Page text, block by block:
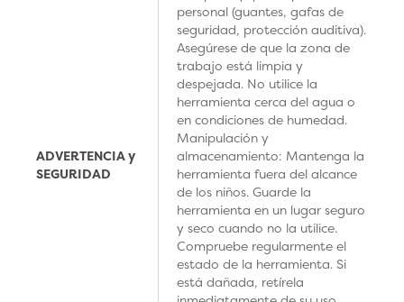
ADVERTENCIA y
SEGURIDAD
personal (guantes, gafas de
seguridad, protección auditiva).
Asegúrese de que la zona de
trabajo está limpia y
despejada. No utilice la
herramienta cerca del agua o
en condiciones de humedad.
Manipulación y
almacenamiento: Mantenga la
herramienta fuera del alcance
de los niños. Guarde la
herramienta en un lugar seguro
y seco cuando no la utilice.
Compruebe regularmente el
estado de la herramienta. Si
está dañada, retírela